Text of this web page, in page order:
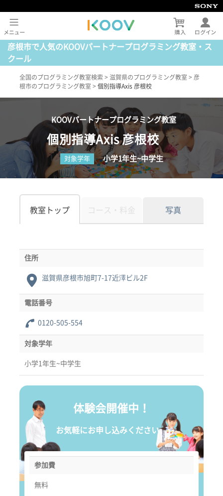
彦根市で人気のKOOVパートナープログラミング教室・ス
クール
全国のプログラミング教室検索 > 滋賀県のプログラミング教室 > 彦
根市のプログラミング教室 > 個別指導Axis 彦根校
KOOVパートナープログラミング教室
個別指導Axis 彦根校
対象学年 小学1年生~中学生
教室トップ コース・料金 写真
住所
滋賀県彦根市旭町7-17近澤ビル2F
電話番号
0120-505-554
対象学年
小学1年生~中学生
体験会開催中！
お気軽にお申し込みください。
参加費
無料